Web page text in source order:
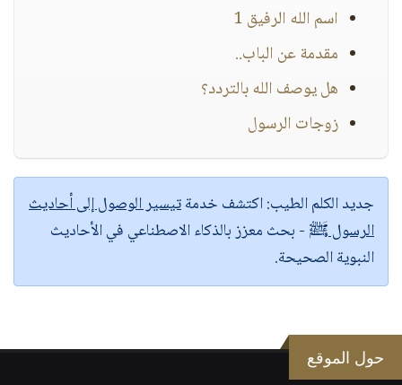
اسم الله الرفيق 1
مقدمة عن الباب..
هل يوصف الله بالتردد؟
زوجات الرسول
جديد الكلم الطيب:اكتشف خدمةتيسير الوصول إلى أحاديث
الرسول ﷺ - بحث معزز بالذكاء الاصطناعي في الأحاديث
النبوية الصحيحة.
حول الموقع